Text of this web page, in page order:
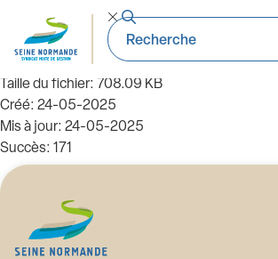
99_DE-2023 02 06
crédits
Taille du fichier: 708.09 KB
Créé: 24-05-2025
Mis à jour: 24-05-2025
Succès: 171